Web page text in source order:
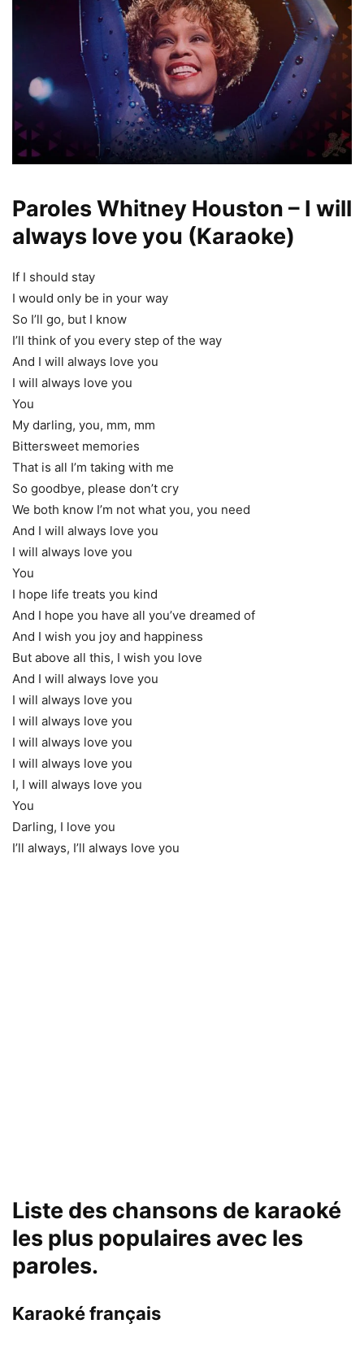
ParolesWhitney Houston – I will
always love you (Karaoke)
If I should stay
I would only be in your way
So I’ll go, but I know
I’ll think of you every step of the way
And I will always love you
I will always love you
You
My darling, you, mm, mm
Bittersweet memories
That is all I’m taking with me
So goodbye, please don’t cry
We both know I’m not what you, you need
And I will always love you
I will always love you
You
I hope life treats you kind
And I hope you have all you’ve dreamed of
And I wish you joy and happiness
But above all this, I wish you love
And I will always love you
I will always love you
I will always love you
I will always love you
I will always love you
I, I will always love you
You
Darling, I love you
I’ll always, I’ll always love you
Liste des chansons de karaoké
les plus populaires avec les
paroles.
Karaoké français